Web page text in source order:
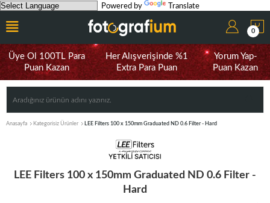
Powered by Translate
0
Üye Ol 100TL Para
Puan Kazan
Her Alışverişinde %1
Extra Para Puan
Yorum Yap-
Puan Kazan
Anasayfa Kategorisiz Ürünler LEE Filters 100 x 150mm Graduated ND 0.6 Filter - Hard
LEE Filters 100 x 150mm Graduated ND 0.6 Filter -
Hard